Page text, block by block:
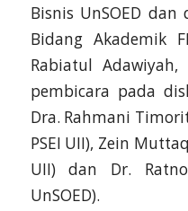
Bisnis UnSOED
Bidang Akademik
Rabiatul Adawiyah,
pembicara pada
Dra. Rahmani
PSEI UII), Zein
UII) dan Dr.
UnSOED).